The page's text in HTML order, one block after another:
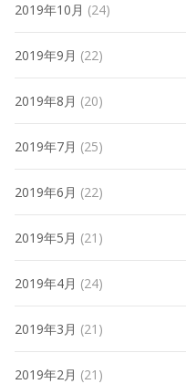
2019年10月 (24)
2019年9月 (22)
2019年8月 (20)
2019年7月 (25)
2019年6月 (22)
2019年5月 (21)
2019年4月 (24)
2019年3月 (21)
2019年2月 (21)